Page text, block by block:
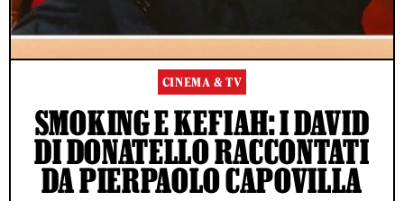
CINEMA & TV
SMOKING E KEFIAH: I DAVID
DI DONATELLO RACCONTATI
DA PIERPAOLO CAPOVILLA